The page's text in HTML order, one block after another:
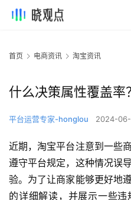
首页 电商资讯 淘宝资讯
什么决策属性覆盖率
平台运营专家-honglou 2024-
近期，淘宝平台注意到一些
遵守平台规定，这种情况误
验。为了让商家能够更好地
的详细解读，并展示一些